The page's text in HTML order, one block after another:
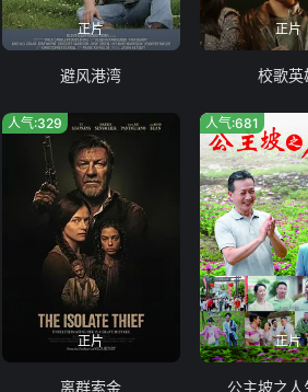
正片
避风港湾
正片
校歌英
正片
人气:329
离群索金
正片
人气:681
公主坡之人